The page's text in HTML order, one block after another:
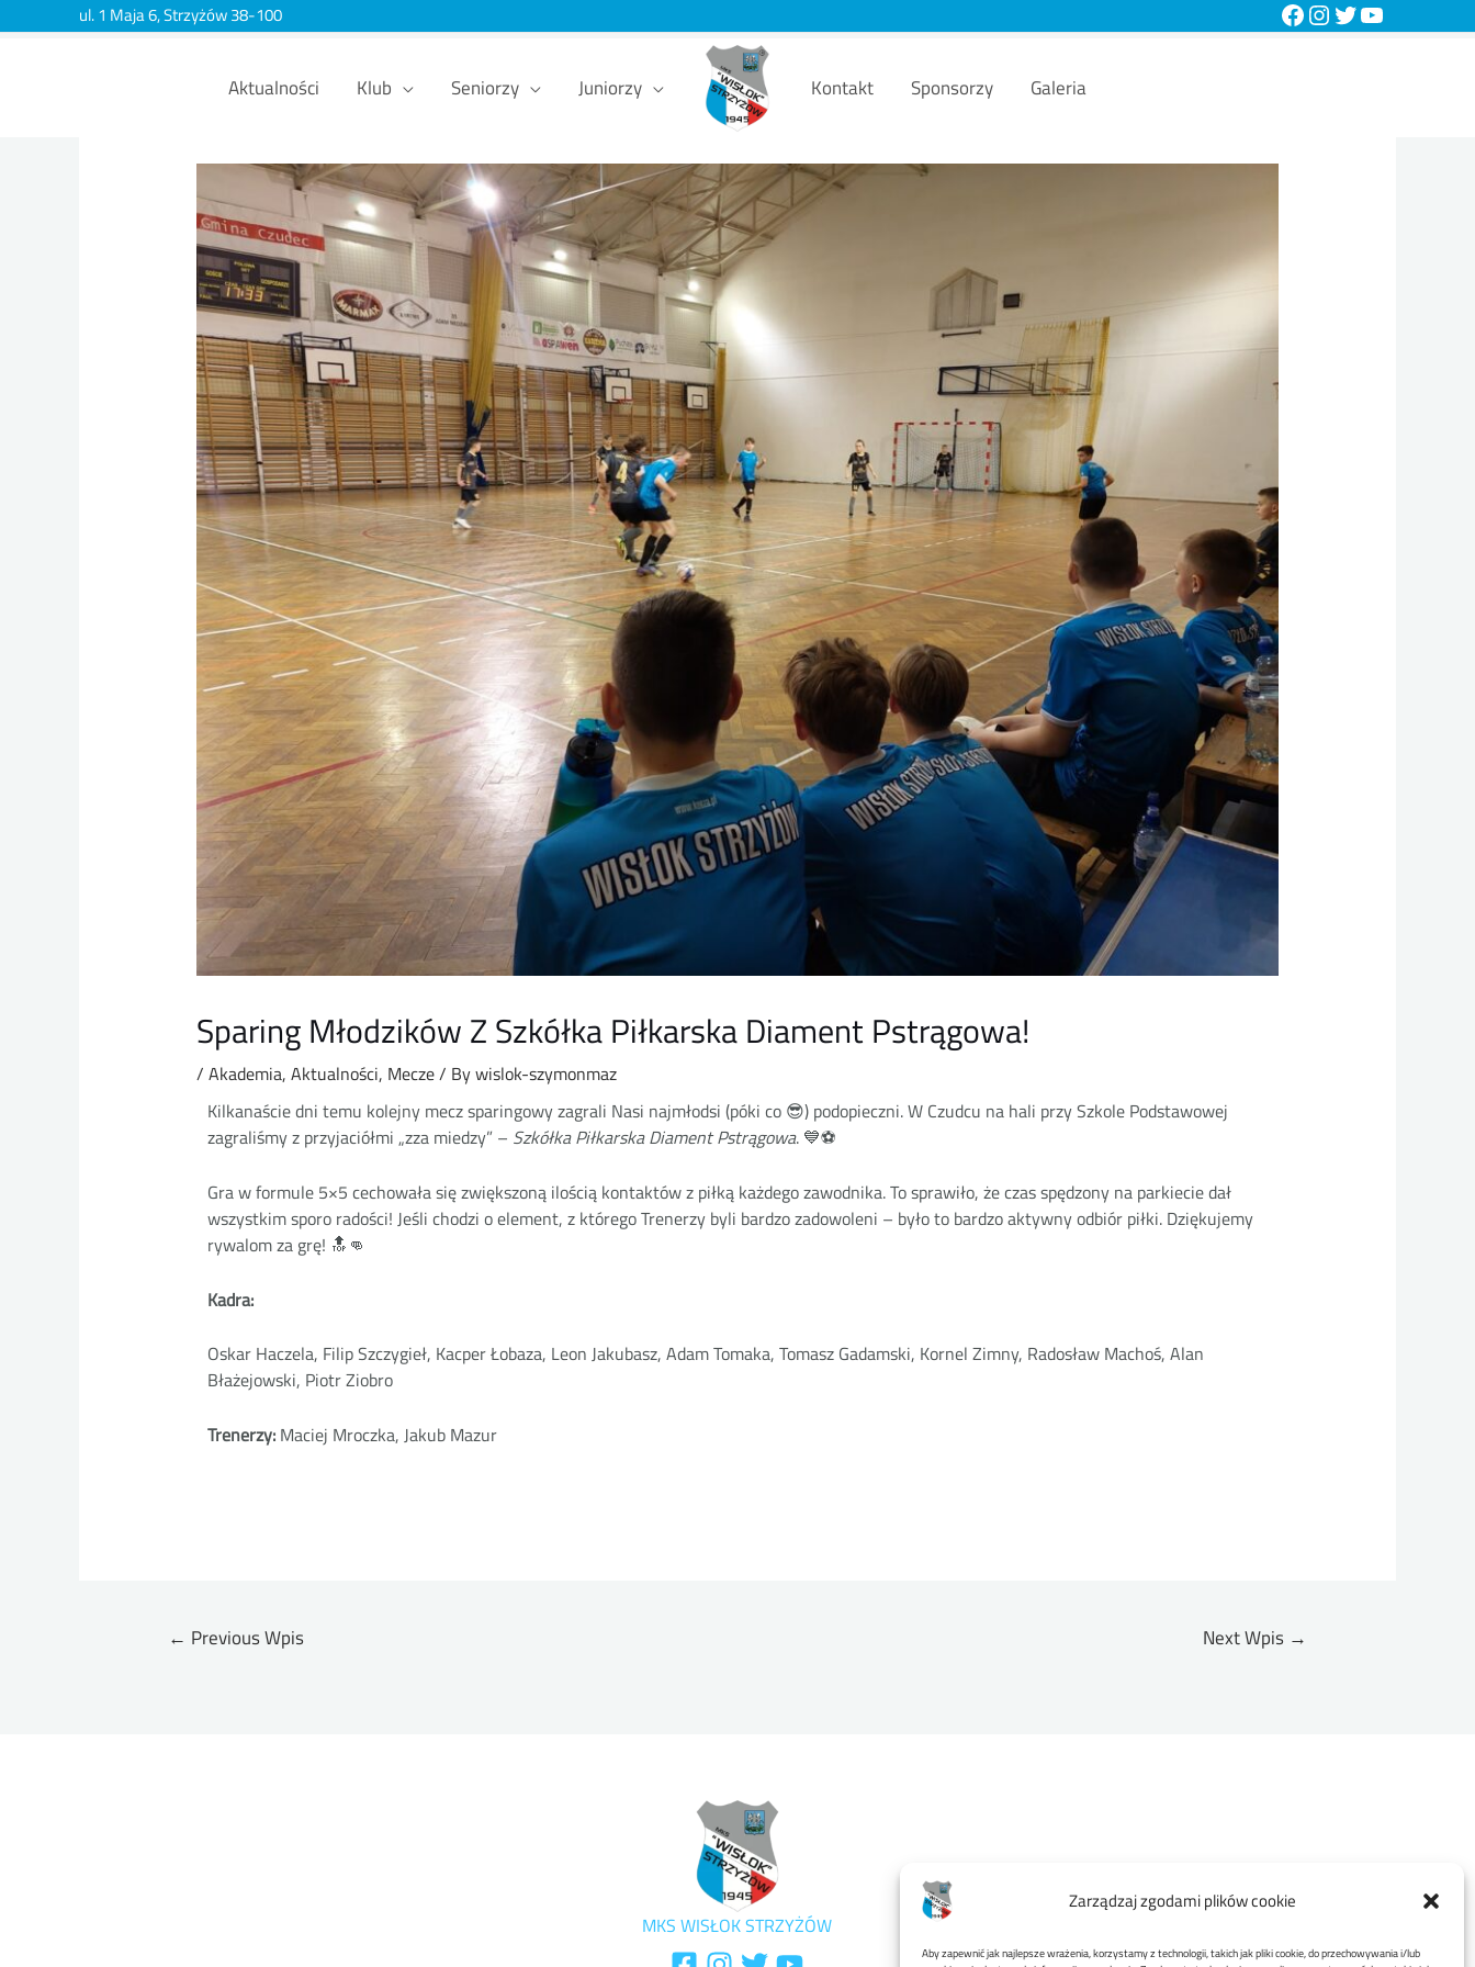
Zarządzaj zgodami plików cookie
Aby zapewnić jak najlepsze wrażenia, korzystamy z technologii, takich jak pliki cookie, do przechowywania i/lub
ul. 1 Maja 6, Strzyżów 38-100
Aktualności Klub Seniorzy Juniorzy Kontakt Sponsorzy Galeria
Sparing Młodzików Z Szkółka Piłkarska Diament Pstrągowa!
/ Akademia, Aktualności, Mecze/ Bywislok-szymonmaz
Kilkanaście dni temu kolejny mecz sparingowy zagrali Nasi najmłodsi (póki co 😎) podopieczni. W Czudcu na hali przy Szkole Podstawowej
zagraliśmy z przyjaciółmi „zza miedzy” – Szkółka Piłkarska Diament Pstrągowa. 💙⚽
Gra w formule 5×5 cechowała się zwiększoną ilością kontaktów z piłką każdego zawodnika. To sprawiło, że czas spędzony na parkiecie dał
wszystkim sporo radości! Jeśli chodzi o element, z którego Trenerzy byli bardzo zadowoleni – było to bardzo aktywny odbiór piłki. Dziękujemy
rywalom za grę! 🔝👊
Kadra:
Oskar Haczela, Filip Szczygieł, Kacper Łobaza, Leon Jakubasz, Adam Tomaka, Tomasz Gadamski, Kornel Zimny, Radosław Machoś, Alan
Błażejowski, Piotr Ziobro
Trenerzy:Maciej Mroczka, Jakub Mazur
← Previous Wpis Next Wpis →
MKS WISŁOK STRZYŻÓW